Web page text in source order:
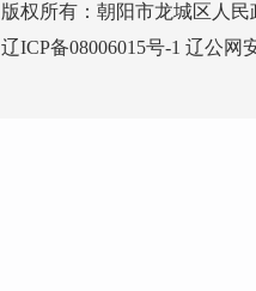
版权所有：朝阳市龙城区人民
辽ICP备08006015号-1 辽公网